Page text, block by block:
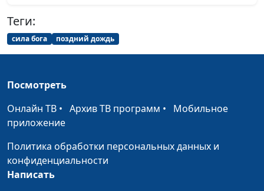
Быть как все:
обратная сторона
солидарности
соглашаться с Богом?
Что значит «служить
Богу» на самом деле?
Павел Жуков,
Духовная и
физическая чистота
Павел Жуков,
Теги:
сила бога поздний дождь
Посмотреть
Онлайн ТВ • Архив ТВ программ • Мобильное
приложение
Политика обработки персональных данных и
конфиденциальности
Написать